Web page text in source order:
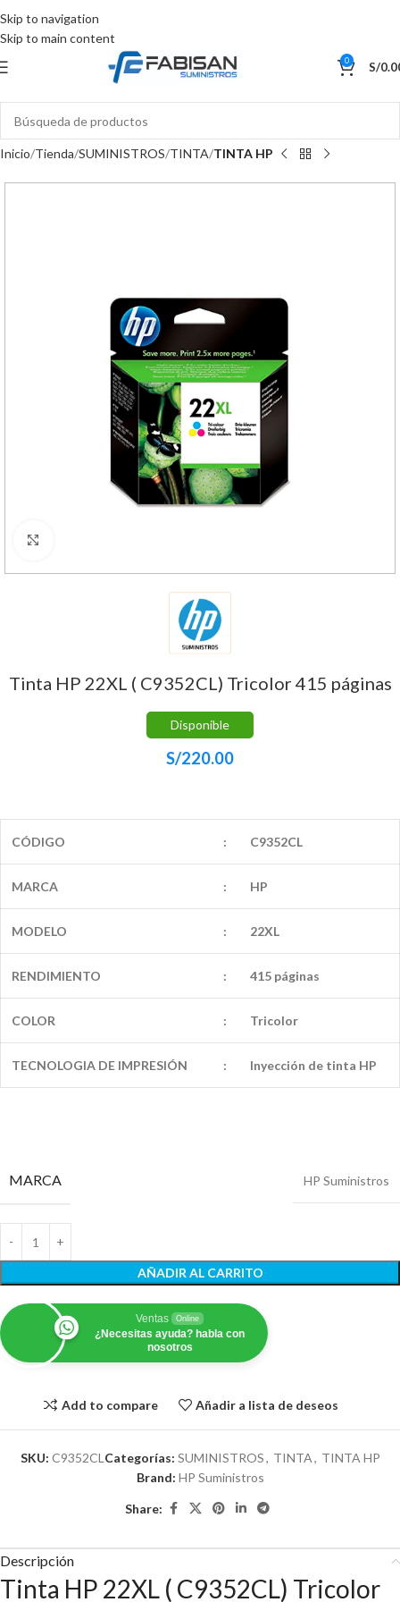
Skip to navigation
Skip to main content
0 S/
Inicio Tienda SUMINISTROS TINTA TINTA HP
Tinta HP 22XL ( C9352CL) Tricolor 415 páginas
Disponible
S/220.00
CÓDIGO : C9352CL
MARCA : HP
MODELO : 22XL
RENDIMIENTO : 415 páginas
COLOR : Tricolor
TECNOLOGIA DE IMPRESIÓN : Inyección de tinta HP
MARCA HP Suministros
AÑADIR AL CARRITO
Ventas Online
¿Necesitas ayuda? habla con
nosotros
Add to compare Añadir a lista de deseos
SKU: C9352CL Categorías: SUMINISTROS, TINTA, TINTA HP
Brand: HP Suministros
Share:
Descripción
Tinta HP 22XL ( C9352CL) Tricolor